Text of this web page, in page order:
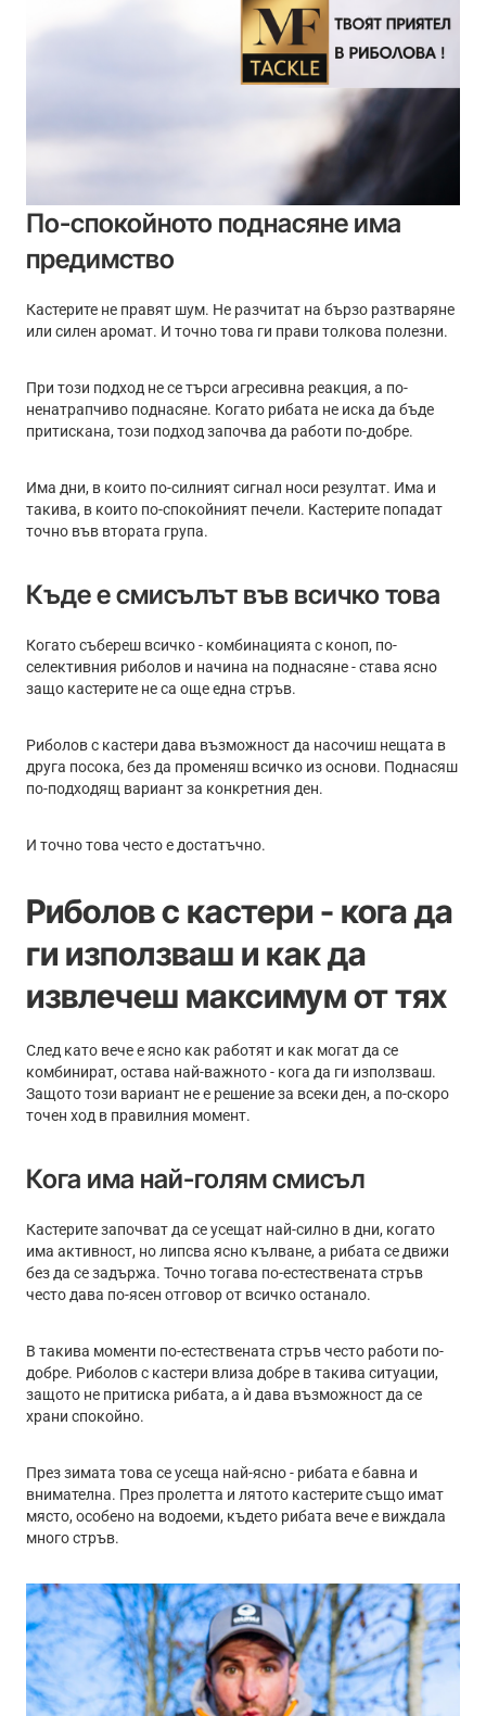
По-спокойното поднасяне има
предимство
Кастерите не правят шум. Не разчитат на бързо разтваряне
или силен аромат. И точно това ги прави толкова полезни.
При този подход не се търси агресивна реакция, а по-
ненатрапчиво поднасяне. Когато рибата не иска да бъде
притискана, този подход започва да работи по-добре.
Има дни, в които по-силният сигнал носи резултат. Има и
такива, в които по-спокойният печели. Кастерите попадат
точно във втората група.
Къде е смисълът във всичко това
Когато събереш всичко - комбинацията с коноп, по-
селективния риболов и начина на поднасяне - става ясно
защо кастерите не са още една стръв.
Риболов с кастери дава възможност да насочиш нещата в
друга посока, без да променяш всичко из основи. Поднасяш
по-подходящ вариант за конкретния ден.
И точно това често е достатъчно.
Риболов с кастери - кога да
ги използваш и как да
извлечеш максимум от тях
След като вече е ясно как работят и как могат да се
комбинират, остава най-важното - кога да ги използваш.
Защото този вариант не е решение за всеки ден, а по-скоро
точен ход в правилния момент.
Кога има най-голям смисъл
Кастерите започват да се усещат най-силно в дни, когато
има активност, но липсва ясно кълване, а рибата се движи
без да се задържа. Точно тогава по-естествената стръв
често дава по-ясен отговор от всичко останало.
В такива моменти по-естествената стръв често работи по-
добре. Риболов с кастери влиза добре в такива ситуации,
защото не притиска рибата, а ѝ дава възможност да се
храни спокойно.
През зимата това се усеща най-ясно - рибата е бавна и
внимателна. През пролетта и лятото кастерите също имат
място, особено на водоеми, където рибата вече е виждала
много стръв.